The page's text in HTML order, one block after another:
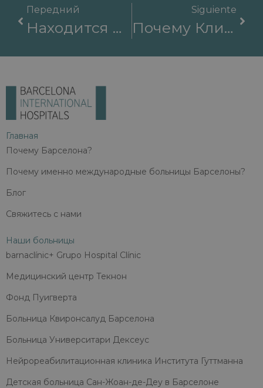
Передний
Находится Ли Крупнейшая В Мире Больница В Барселоне?
Siguiente
Почему Клиники В Испании Являются Лучшими Для Вашего Лечения?
Главная
Почему Барселона?
Почему именно международные больницы Барселоны?
Блог
Свяжитесь с нами
Наши больницы
barnaclínic+ Grupo Hospital Clínic
Медицинский центр Текнон
Фонд Пуигверта
Больница Квиронсалуд Барселона
Больница Университари Дексеус
Нейрореабилитационная клиника Института Гуттманна
Детская больница Сан-Жоан-де-Деу в Барселоне